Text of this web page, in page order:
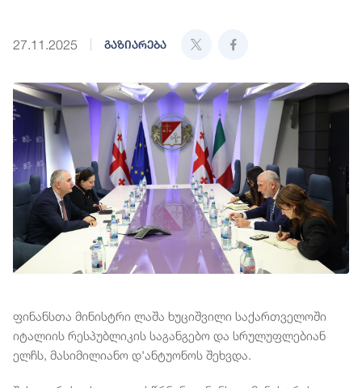
27.11.2025 გაზიარება
ფინანსთა მინისტრი ლაშა ხუციშვილი საქართველოში
იტალიის რესპუბლიკის საგანგებო და სრულუფლებიან
ელჩს, მასიმილიანო დ'ანტუონოს შეხვდა.